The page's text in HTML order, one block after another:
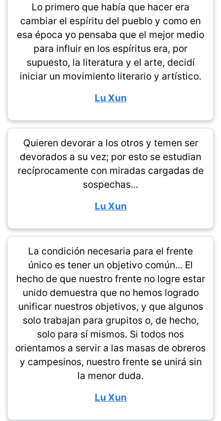
Lo primero que había que hacer era
cambiar el espíritu del pueblo y como en
esa época yo pensaba que el mejor medio
para influir en los espíritus era, por
supuesto, la literatura y el arte, decidí
iniciar un movimiento literario y artístico.
Lu Xun
Quieren devorar a los otros y temen ser
devorados a su vez; por esto se estudian
recíprocamente con miradas cargadas de
sospechas...
Lu Xun
La condición necesaria para el frente
único es tener un objetivo común... El
hecho de que nuestro frente no logre estar
unido demuestra que no hemos logrado
unificar nuestros objetivos, y que algunos
solo trabajan para grupitos o, de hecho,
solo para sí mismos. Si todos nos
orientamos a servir a las masas de obreros
y campesinos, nuestro frente se unirá sin
la menor duda.
Lu Xun